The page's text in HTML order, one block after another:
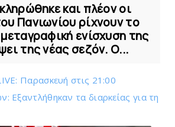
και πλέον οι
Πανιωνίου ρίχνουν το
ενίσχυση της
της νέας σεζόν. Ο...
Παρασκευή στις 21:00
Εξαντλήθηκαν τα διαρκείας για τη